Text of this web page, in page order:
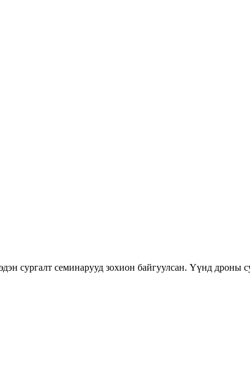
сургалт семинарууд зохион байгуулсан. Үүнд дроны